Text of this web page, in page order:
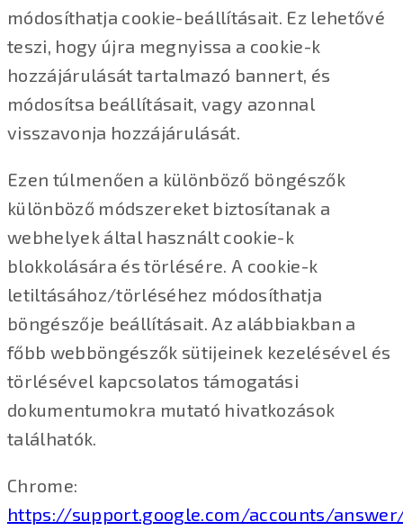
módosíthatja cookie-beállításait. Ez lehetővé
teszi, hogy újra megnyissa a cookie-k
hozzájárulását tartalmazó bannert, és
módosítsa beállításait, vagy azonnal
visszavonja hozzájárulását.
Ezen túlmenően a különböző böngészők
különböző módszereket biztosítanak a
webhelyek által használt cookie-k
blokkolására és törlésére. A cookie-k
letiltásához/törléséhez módosíthatja
böngészője beállításait. Az alábbiakban a
főbb webböngészők sütijeinek kezelésével és
törlésével kapcsolatos támogatási
dokumentumokra mutató hivatkozások
találhatók.
Chrome:
https://support.google.com/accounts/